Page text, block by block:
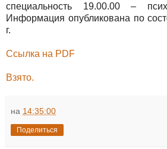
специальность 19.00.00 –
Информация опубликована по
г.
Ссылка на PDF
Взято.
на 14:35:00
Поделиться